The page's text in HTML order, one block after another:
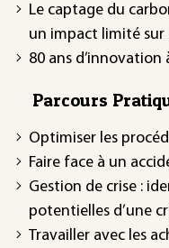
Le captage du
un impact limité
80 ans d’innovation
Parcours
Optimiser les
Faire face à un
Gestion de crise :
potentielles d’une
Travailler avec les